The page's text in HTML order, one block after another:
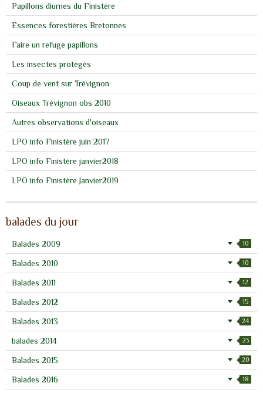
Papillons diurnes du Finistère
Essences forestières Bretonnes
Faire un refuge papillons
Les insectes protégés
Coup de vent sur Trévignon
Oiseaux Trévignon obs 2010
Autres observations d'oiseaux
LPO info Finistère juin 2017
LPO info Finistère janvier2018
LPO info Finistère Janvier2019
balades du jour
Balades 2009 10
Balades 2010 10
Balades 2011 12
Balades 2012 15
Balades 2013 24
balades 2014 23
Balades 2015 20
Balades 2016 18